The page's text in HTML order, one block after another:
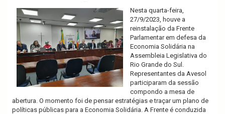
Nesta quarta-feira,
27/9/2023, houve a
reinstalação da Frente
Parlamentar em defesa da
Economia Solidária na
Assembleia Legislativa do
Rio Grande do Sul.
Representantes da Avesol
participaram da sessão
compondo a mesa de
abertura. O momento foi de pensar estratégias e traçar um plano de
políticas públicas para a Economia Solidária. A Frente é conduzida